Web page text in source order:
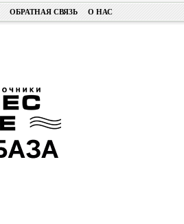
ОБРАТНАЯ СВЯЗЬ О НАС